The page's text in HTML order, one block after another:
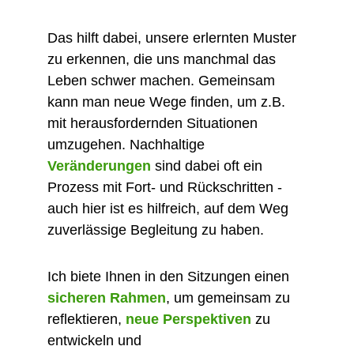
Das hilft dabei, unsere erlernten Muster
zu erkennen, die uns manchmal das
Leben schwer machen. Gemeinsam
kann man neue Wege finden, um z.B.
mit herausfordernden Situationen
umzugehen. Nachhaltige
Veränderungen sind dabei oft ein
Prozess mit Fort- und Rückschritten -
auch hier ist es hilfreich, auf dem Weg
zuverlässige Begleitung zu haben.​​​
​​​Ich biete Ihnen in den Sitzungen einen
sicheren Rahmen, um gemeinsam zu
reflektieren, neue Perspektiven zu
entwickeln und